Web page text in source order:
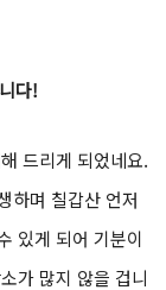
다!
드리게 되었네요.
하며 칠갑산 언저
있게 되어 기분이
가 많지 않을 겁니